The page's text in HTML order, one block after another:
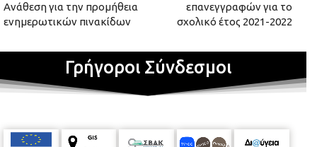
Ανάθεση για την προμήθεια
ενημερωτικών πινακίδων
επανεγγραφών για το
σχολικό έτος 2021-2022
Γρήγοροι Σύνδεσμοι